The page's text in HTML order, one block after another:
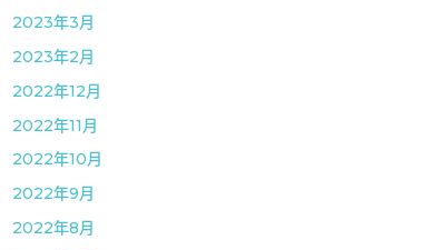
2023年3月
2023年2月
2022年12月
2022年11月
2022年10月
2022年9月
2022年8月